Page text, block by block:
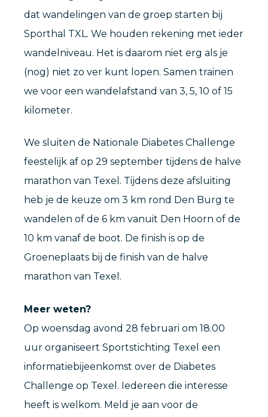
dat wandelingen van de groep starten bij
Sporthal TXL. We houden rekening met ieder
wandelniveau. Het is daarom niet erg als je
(nog) niet zo ver kunt lopen. Samen trainen
we voor een wandelafstand van 3, 5, 10 of 15
kilometer.
We sluiten de Nationale Diabetes Challenge
feestelijk af op 29 september tijdens de halve
marathon van Texel. Tijdens deze afsluiting
heb je de keuze om 3 km rond Den Burg te
wandelen of de 6 km vanuit Den Hoorn of de
10 km vanaf de boot. De finish is op de
Groeneplaats bij de finish van de halve
marathon van Texel.
Meer weten?
Op woensdag avond 28 februari om 18.00
uur organiseert Sportstichting Texel een
informatiebijeenkomst over de Diabetes
Challenge op Texel. Iedereen die interesse
heeft is welkom. Meld je aan voor de